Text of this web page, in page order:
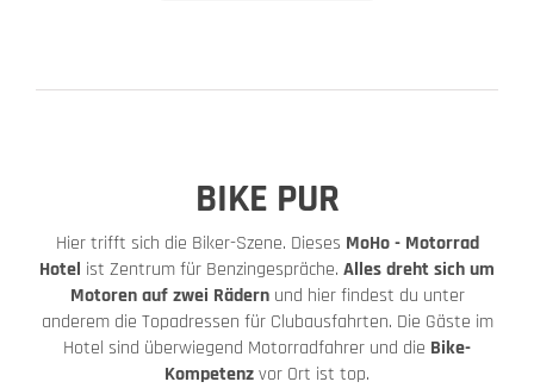
BIKE PUR
Hier trifft sich die Biker-Szene. Dieses MoHo - Motorrad
Hotel ist Zentrum für Benzingespräche. Alles dreht sich um
Motoren auf zwei Rädernund hier findest du unter
anderem die Topadressen für Clubausfahrten. Die Gäste im
Hotel sind überwiegend Motorradfahrer und die Bike-
Kompetenzvor Ort ist top.